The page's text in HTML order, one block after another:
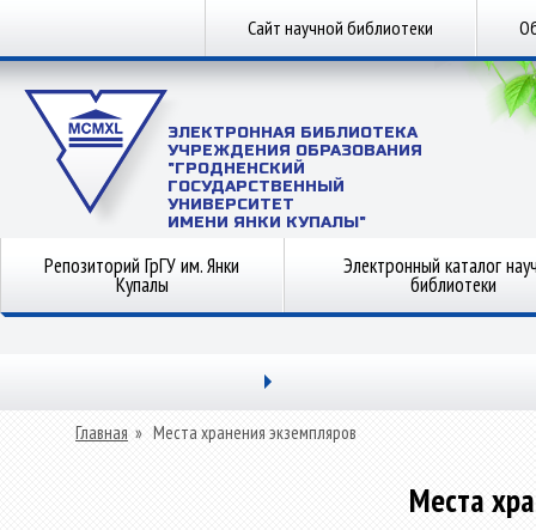
Сайт научной библиотеки
ЭЛЕКТРОННАЯ БИБЛИОТЕКА
УЧРЕЖДЕНИЯ ОБРАЗОВАНИЯ
"ГРОДНЕНСКИЙ
ГОСУДАРСТВЕННЫЙ
УНИВЕРСИТЕТ
ИМЕНИ ЯНКИ КУПАЛЫ"
Репозиторий ГрГУ им. Янки
Купалы
Электронный каталог
библиотеки
Главная » Места хранения экземпляров
Места